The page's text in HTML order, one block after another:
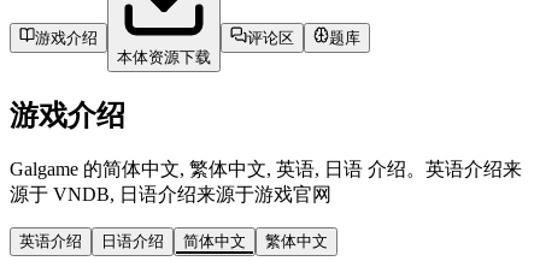
游戏介绍
本体资源下载
评论区 题库
游戏介绍
Galgame 的简体中文, 繁体中文, 英语, 日语 介绍。英语介绍来
源于 VNDB, 日语介绍来源于游戏官网
英语介绍 日语介绍 简体中文 繁体中文